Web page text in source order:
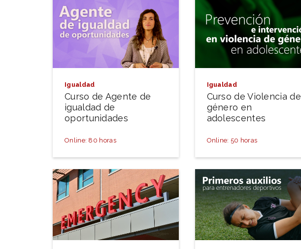
Igualdad
Curso de Agente de
igualdad de
oportunidades
Online: 80 horas
Igualdad
Curso de Violencia de
género en
adolescentes
Online: 50 horas